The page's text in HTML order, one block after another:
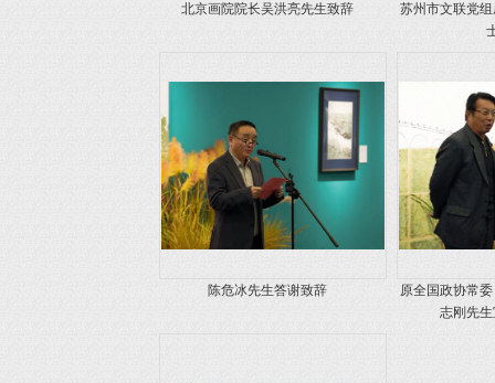
北京画院院长吴洪亮先生致辞
苏州市文联党
陈危冰先生答谢致辞
原全国政协常
志刚先